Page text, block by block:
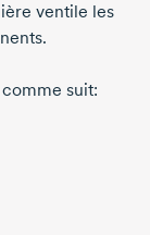
ventile les
suit: